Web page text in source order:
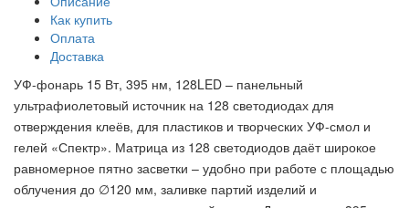
Как купить
Оплата
Доставка
УФ-фонарь 15 Вт, 395 нм, 128LED – панельный
ультрафиолетовый источник на 128 светодиодах для
отверждения клеёв, для пластиков и творческих УФ-смол и
гелей «Спектр». Матрица из 128 светодиодов даёт широкое
равномерное пятно засветки – удобно при работе с площадью
облучения до ∅120 мм, заливке партий изделий и